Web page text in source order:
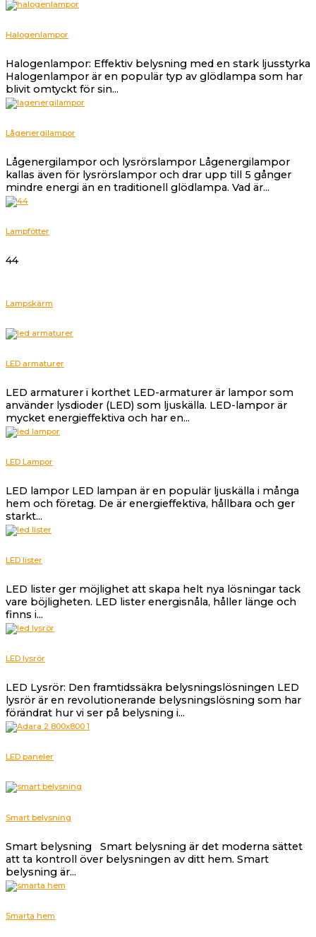
Halogenlampor
Halogenlampor: Effektiv belysning med en stark ljusstyrka
Halogenlampor är en populär typ av glödlampa som har
blivit omtyckt för sin...
Lågenergilampor
Lågenergilampor och lysrörslampor Lågenergilampor
kallas även för lysrörslampor och drar upp till 5 gånger
mindre energi än en traditionell glödlampa. Vad är...
Lampfötter
44
Lampskärm
LED armaturer
LED armaturer i korthet LED-armaturer är lampor som
använder lysdioder (LED) som ljuskälla. LED-lampor är
mycket energieffektiva och har en...
LED Lampor
LED lampor LED lampan är en populär ljuskälla i många
hem och företag. De är energieffektiva, hållbara och ger
starkt...
LED lister
LED lister ger möjlighet att skapa helt nya lösningar tack
vare böjligheten. LED lister energisnåla, håller länge och
finns i...
LED lysrör
LED Lysrör: Den framtidssäkra belysningslösningen LED
lysrör är en revolutionerande belysningslösning som har
förändrat hur vi ser på belysning i...
LED paneler
Smart belysning
Smart belysning Smart belysning är det moderna sättet
att ta kontroll över belysningen av ditt hem. Smart
belysning är...
Smarta hem